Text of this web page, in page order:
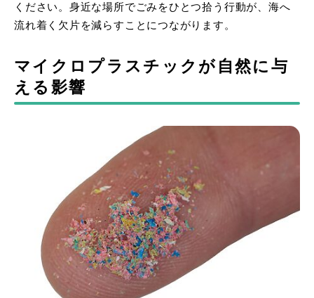
ください。身近な場所でごみをひとつ拾う行動が、海へ
流れ着く欠片を減らすことにつながります。
マイクロプラスチックが自然に与
える影響